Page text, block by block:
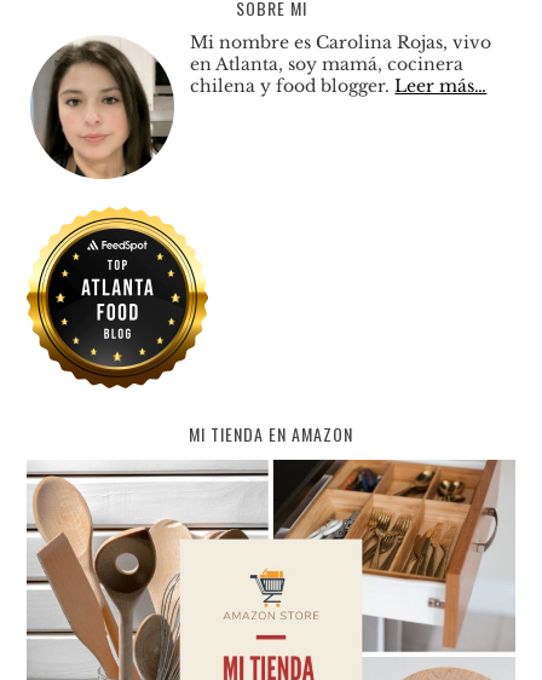
SOBRE MI
Mi nombre es Carolina Rojas, vivo
en Atlanta, soy mamá, cocinera
chilena y food blogger.Leer más…
MI TIENDA EN AMAZON